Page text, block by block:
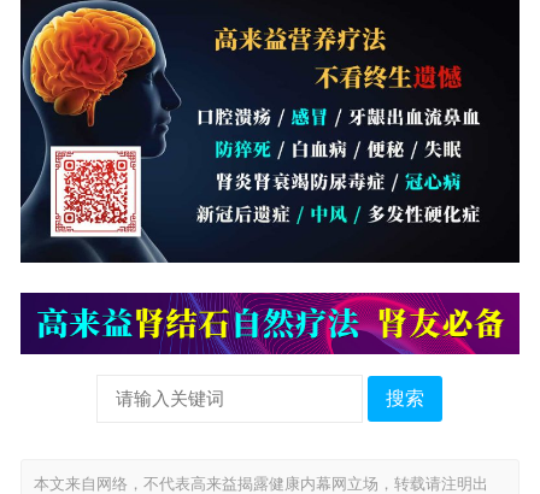
搜索
本文来自网络，不代表高来益揭露健康内幕网立场，转载请注明出